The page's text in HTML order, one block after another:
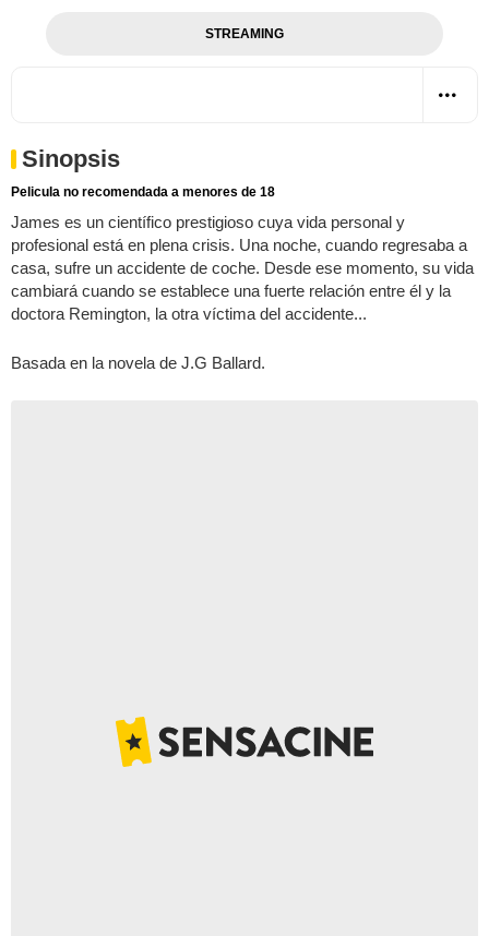
STREAMING
Sinopsis
Pelicula no recomendada a menores de 18
James es un científico prestigioso cuya vida personal y
profesional está en plena crisis. Una noche, cuando regresaba a
casa, sufre un accidente de coche. Desde ese momento, su vida
cambiará cuando se establece una fuerte relación entre él y la
doctora Remington, la otra víctima del accidente...
Basada en la novela de J.G Ballard.